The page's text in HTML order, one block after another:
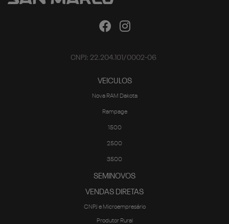
CNPJ: 22.204.101/0002-06
VEICULOS
Nova RAM Dakota
Rampage
1500
2500
3500
SEMINOVOS
VENDAS DIRETAS
CNPJ e Microempresário
Produtor Rural